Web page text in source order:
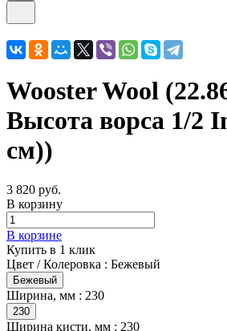
Wooster Wool
Высота ворса 1/2
см))
3 820 руб.
В корзину
В корзине
Купить в 1 клик
Цвет / Колеровка : Бежевый
Бежевый
Ширина, мм : 230
230
Ширина кисти, мм : 230